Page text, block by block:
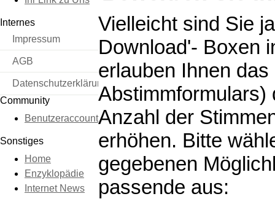
Internes
Impressum
AGB
Datenschutzerklärung
Community
Benutzeraccount
Sonstiges
Home
Enzyklopädie
Internet News
Vielleicht sind Sie
Download'- Boxen
erlauben Ihnen
Abstimmformulars)
Anzahl der
erhöhen. Bitte
gegebenen
passende aus: